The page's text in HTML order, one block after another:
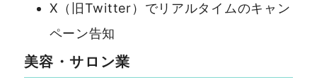
X（旧Twitter）でリアルタイムのキャン
ペーン告知
美容・サロン業